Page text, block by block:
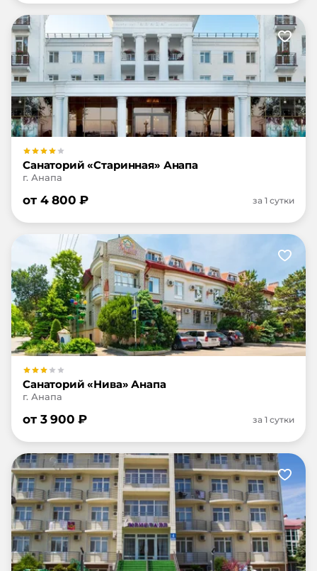
Санаторий «Старинная» Анапа
г. Анапа
от 4 800 ₽ за 1 сутки
Санаторий «Нива» Анапа
г. Анапа
от 3 900 ₽ за 1 сутки